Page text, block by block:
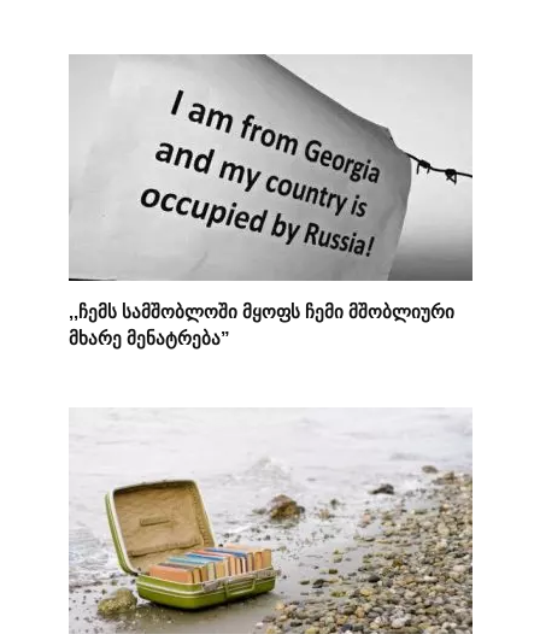
,,ჩემს სამშობლოში მყოფს ჩემი მშობლიური
მხარე მენატრება”